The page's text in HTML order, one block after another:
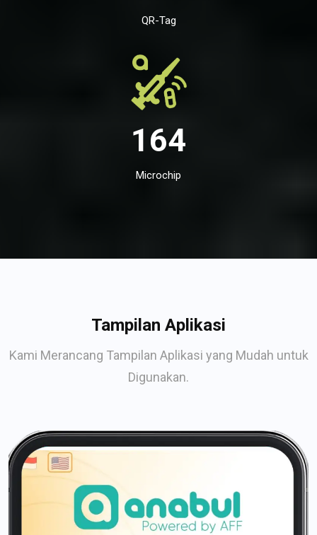
QR-Tag
164
Microchip
Tampilan Aplikasi
Kami Merancang Tampilan Aplikasi yang Mudah untuk
Digunakan.